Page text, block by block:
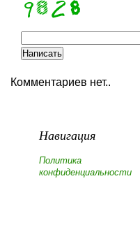
Комментариев нет..
Навигация
Политика
конфиденциальности